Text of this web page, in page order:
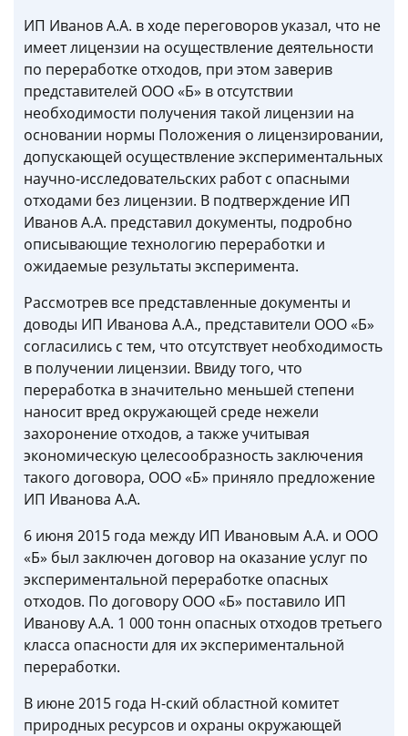
ИП Иванов А.А. в ходе переговоров указал, что не
имеет лицензии на осуществление деятельности
по переработке отходов, при этом заверив
представителей ООО «Б» в отсутствии
необходимости получения такой лицензии на
основании нормы Положения о лицензировании,
допускающей осуществление экспериментальных
научно-исследовательских работ с опасными
отходами без лицензии. В подтверждение ИП
Иванов А.А. представил документы, подробно
описывающие технологию переработки и
ожидаемые результаты эксперимента.
Рассмотрев все представленные документы и
доводы ИП Иванова А.А., представители ООО «Б»
согласились с тем, что отсутствует необходимость
в получении лицензии. Ввиду того, что
переработка в значительно меньшей степени
наносит вред окружающей среде нежели
захоронение отходов, а также учитывая
экономическую целесообразность заключения
такого договора, ООО «Б» приняло предложение
ИП Иванова А.А.
6 июня 2015 года между ИП Ивановым А.А. и ООО
«Б» был заключен договор на оказание услуг по
экспериментальной переработке опасных
отходов. По договору ООО «Б» поставило ИП
Иванову А.А. 1 000 тонн опасных отходов третьего
класса опасности для их экспериментальной
переработки.
В июне 2015 года Н-ский областной комитет
природных ресурсов и охраны окружающей